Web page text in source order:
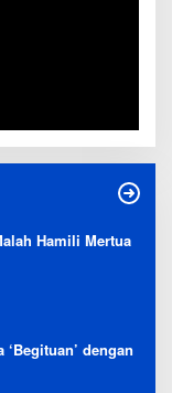
Hamili Mertua
dengan